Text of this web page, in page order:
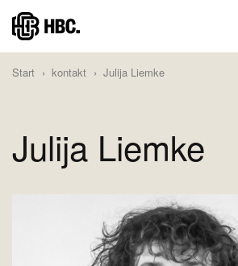
Direkt
zum
Inhalt
Start kontakt Julija Liemke
Julija Liemke